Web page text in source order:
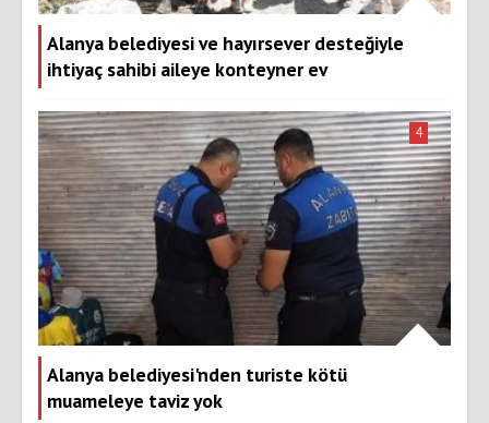
Alanya belediyesi ve hayırsever desteğiyle
ihtiyaç sahibi aileye konteyner ev
Alanya belediyesi'nden turiste kötü
muameleye taviz yok
4